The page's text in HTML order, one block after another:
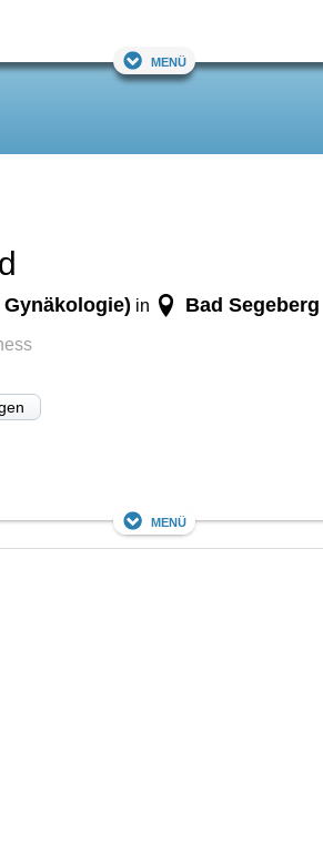
Menü
in Bad Segeberg
Menü